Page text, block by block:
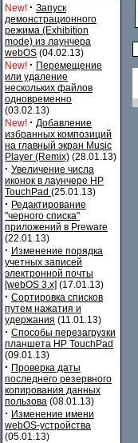
New! · Запуск
демонстрационного
режима (Exhibition
mode) из лаунчера
webOS (04.02.13)
New! · Перемещение
или удаление
нескольких файлов
одновременно
(03.02.13)
New! · Добавление
избранных композиций
на главный экран Music
Player (Remix) (28.01.13)
· Увеличение числа
иконок в лаунчере HP
TouchPad (25.01.13)
· Редактирование
"черного списка"
приложений в Preware
(22.01.13)
· Изменение порядка
учетных записей
электронной почты
[webOS 3.x] (17.01.13)
· Сортировка списков
путем нажатия и
удержания (11.01.13)
· Способы перезагрузки
планшета HP TouchPad
(09.01.13)
· Проверка даты
последнего резервного
копирования данных
пользова (08.01.13)
· Изменение имени
webOS-устройства
(05.01.13)